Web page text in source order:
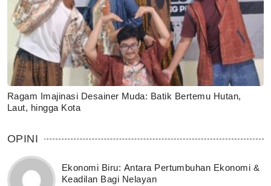
Ragam Imajinasi Desainer Muda: Batik Bertemu Hutan,
Laut, hingga Kota
OPINI
Ekonomi Biru: Antara Pertumbuhan Ekonomi &
Keadilan Bagi Nelayan